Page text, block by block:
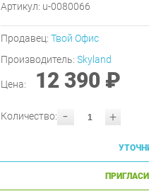
Артикул: u-0080066
Продавец: Твой Офис
Производитель: Skyland
Цена: 12 390 ₽
- +
Количество: